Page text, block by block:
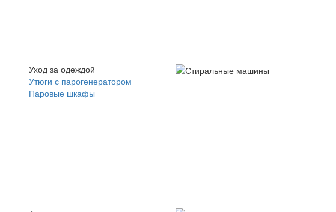
Уход за одеждой
Утюги с парогенератором
Паровые шкафы